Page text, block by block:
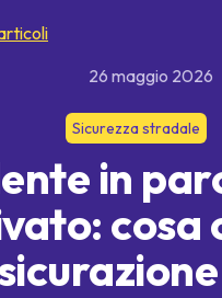
26 maggio 2026
Sicurezza stradale
in
cosa